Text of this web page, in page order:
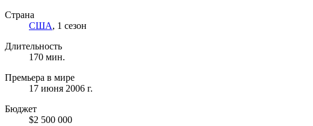
Страна
США, 1 сезон
Длительность
170 мин.
Премьера в мире
17 июня 2006 г.
Бюджет
$2 500 000